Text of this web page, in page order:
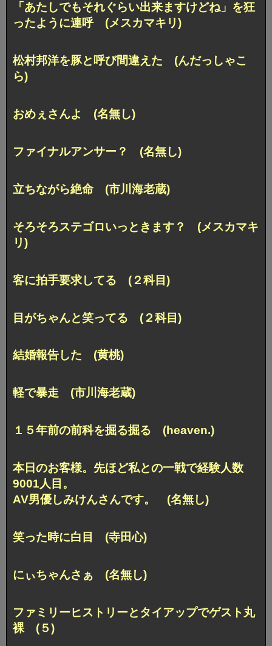
「あたしでもそれぐらい出来ますけどね」を狂
ったように連呼 (メスカマキリ)
松村邦洋を豚と呼び間違えた (んだっしゃこ
ら)
おめぇさんよ (名無し)
ファイナルアンサー？ (名無し)
立ちながら絶命 (市川海老蔵)
そろそろステゴロいっときます？ (メスカマキ
リ)
客に拍手要求してる (２科目)
目がちゃんと笑ってる (２科目)
結婚報告した (黄桃)
軽で暴走 (市川海老蔵)
１５年前の前科を掘る掘る (heaven.)
本日のお客様。先ほど私との一戦で経験人数
9001人目。
AV男優しみけんさんです。 (名無し)
笑った時に白目 (寺田心)
にぃちゃんさぁ (名無し)
ファミリーヒストリーとタイアップでゲスト丸
裸 (５)